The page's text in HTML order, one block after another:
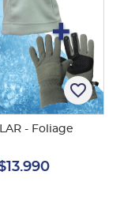
favorite_border
- Foliage